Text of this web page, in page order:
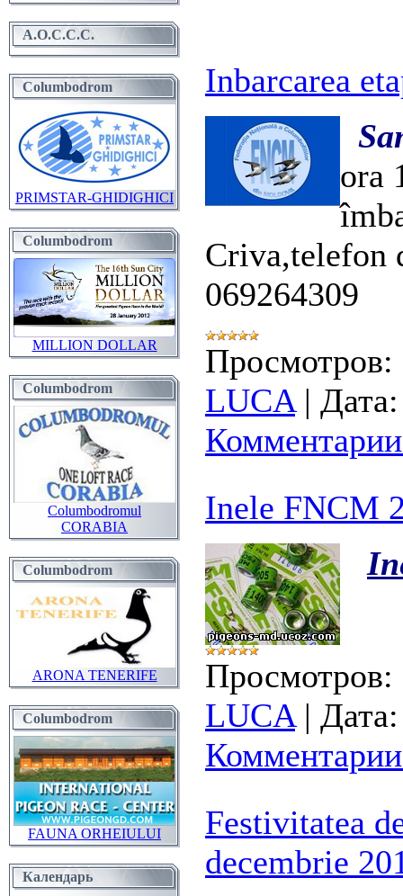
A.O.C.C.C.
Columbodrom
PRIMSTAR-GHIDIGHICI
Columbodrom
MILLION DOLLAR
Columbodrom
Columbodromul
CORABIA
Columbodrom
ARONA TENERIFE
Columbodrom
FAUNA ORHEIULUI
Календарь
Inbarcarea
ora
Criva,telefon
069264309
Просмотров:
LUCA | Дата:
Inele FNCM
Просмотров:
LUCA | Дата:
Festivitatea
decembrie